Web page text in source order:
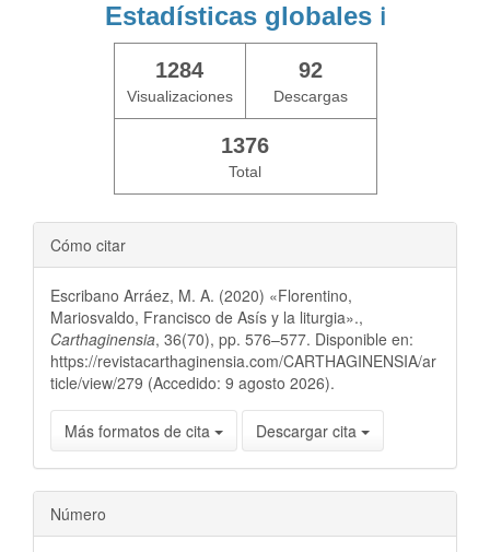
Estadísticas globales ℹ️
1284
Visualizaciones
92
Descargas
1376
Total
Cómo citar
Escribano Arráez, M. A. (2020) «Florentino,
Mariosvaldo, Francisco de Asís y la liturgia».,
Carthaginensia, 36(70), pp. 576–577. Disponible en:
https://revistacarthaginensia.com/CARTHAGINENSIA/ar
ticle/view/279 (Accedido: 9 agosto 2026).
Más formatos de cita Descargar cita
Número